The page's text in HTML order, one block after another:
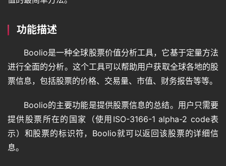
功能描述
Boolio是一种全球股票价值分析工具，它基于定量方法
进行全面的分析。这个工具可以帮助用户获取全球各地的股
票信息，包括股票的价格、交易量、市值、财务报告等等。
Boolio的主要功能是提供股票信息的总结。用户只需要
提供股票所在的国家（使用ISO-3166-1 alpha-2 code表
示）和股票的标识符，Boolio就可以返回该股票的详细信
息。